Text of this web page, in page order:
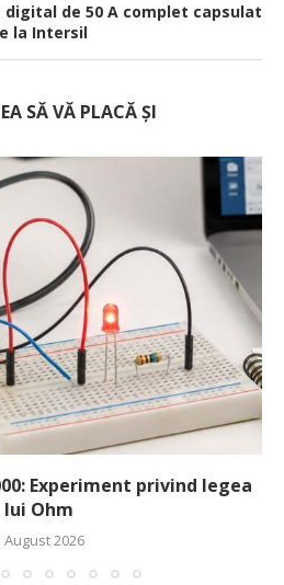
de 50 A complet capsulat
la Intersil
SĂ VĂ PLACĂ ȘI
Experiment privind legea
lui Ohm
August 2026